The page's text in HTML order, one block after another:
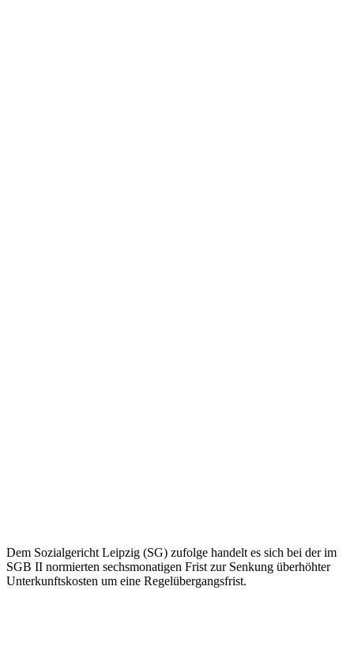
Dem Sozialgericht Leipzig (SG) zufolge handelt es sich bei der im
SGB II normierten sechsmonatigen Frist zur Senkung überhöhter
Unterkunftskosten um eine Regelübergangsfrist.